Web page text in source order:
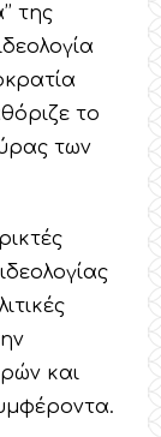
της
το
των
και